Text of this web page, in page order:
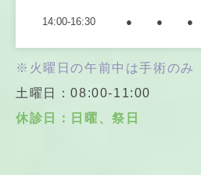
14:00-16:30 ● ● ●
※火曜日の午前中は手術のみ
土曜日：08:00-11:00
休診日：日曜、祭日